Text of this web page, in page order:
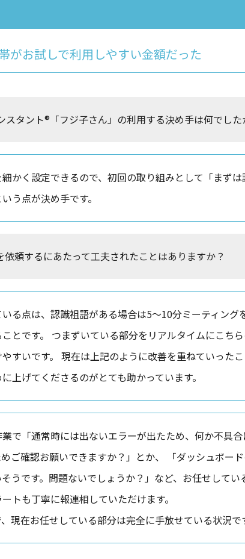
がお試しで利用しやすい金額だった
スタント®「フジ子さん」の利用する決め手は何でした
かく設定できるので、初回の取り組みとして「まずは
う点が決め手です。
依頼するにあたって工夫されたことはありますか？
る点は、認識祖語がある場合は5～10分ミーティング
とです。 つまずいている部分をリアルタイムにこち
すいです。 現在は上記のように改善を重ねていった
上げてくださるのがとても助かっています。
で「通常時には出ないエラーが出たため、何か不具
ご確認お願いできますか？」とか、 「ダッシュボー
うです。問題ないでしょうか？」など、お任せしてい
トも丁寧に報連相していただけます。
現在お任せしている部分は完全に手放せている状況で